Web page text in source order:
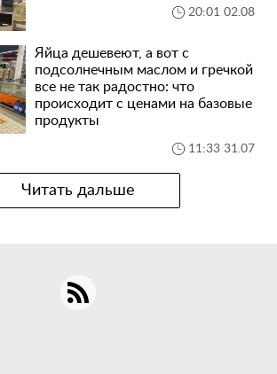
20:01 02.08
Яйца дешевеют, а вот с
подсолнечным маслом и гречкой
все не так радостно: что
происходит с ценами на базовые
продукты
11:33 31.07
Читать дальше